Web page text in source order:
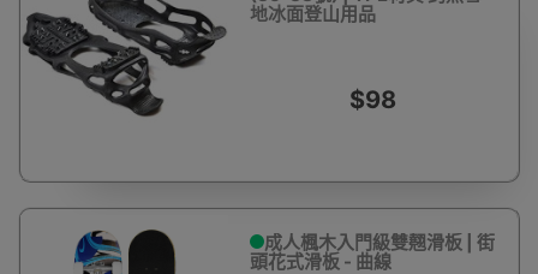
地冰面登山用品
$98
成人楓木入門級雙翹滑板 | 街
頭花式滑板 - 曲線